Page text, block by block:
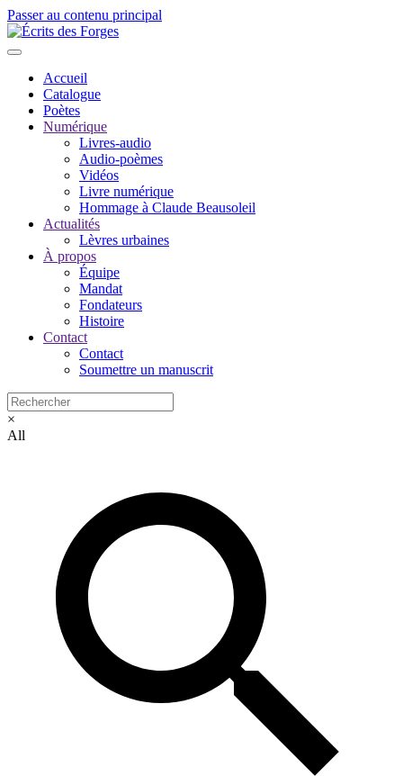
Passer au contenu principal
Accueil
Catalogue
Poètes
Numérique
Livres-audio
Audio-poèmes
Vidéos
Livre numérique
Hommage à Claude Beausoleil
Actualités
Lèvres urbaines
À propos
Équipe
Mandat
Fondateurs
Histoire
Contact
Contact
Soumettre un manuscrit
×
All